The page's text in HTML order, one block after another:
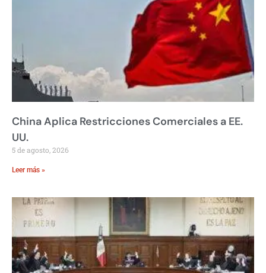
China Aplica Restricciones Comerciales a EE.
UU.
5 de agosto, 2026
Leer más »